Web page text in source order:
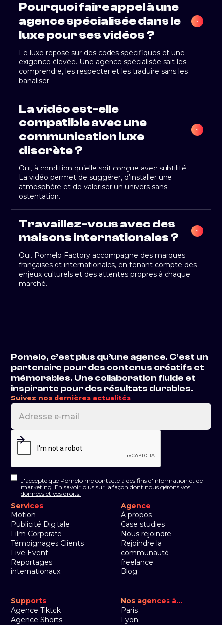
Pourquoi faire appel à une
agence spécialisée dans le
luxe pour ses vidéos ?
Le luxe repose sur des codes spécifiques et une
exigence élevée. Une agence spécialisée sait les
comprendre, les respecter et les traduire sans les
banaliser.
La vidéo est-elle
compatible avec une
communication luxe
discrète ?
Oui, à condition qu’elle soit conçue avec subtilité.
La vidéo permet de suggérer, d’installer une
atmosphère et de valoriser un univers sans
ostentation.
Travaillez-vous avec des
maisons internationales ?
Oui. Pomelo Factory accompagne des marques
françaises et internationales, en tenant compte des
enjeux culturels et des attentes propres à chaque
marché.
Pomelo, c’est plus qu’une agence. C’est un
partenaire pour des contenus créatifs et
mémorables. Une collaboration fluide et
inspirante pour des résultats durables.
Suivez nos dernières actualités
J'accepte que Pomelo me contacte à des fins d'information et de
marketing. En savoir plus sur la façon dont nous gérons vos
données et vos droits.
Services
Motion
Publicité Digitale
Film Corporate
Témoignages Clients
Live Event
Reportages
internationaux
Agence
À propos
Case studies
Nous rejoindre
Rejoindre la
communauté
freelance
Blog
Supports
Agence Tiktok
Agence Shorts
Nos agences à...
Paris
Lyon